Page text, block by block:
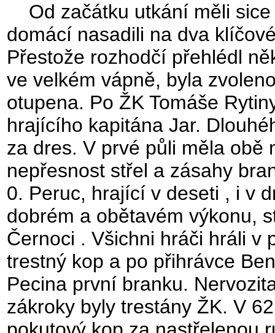
Od začátku utkání měli
domácí nasadili na dva
Přestože rozhodčí přehlédl
ve velkém vápně, byla
otupena. Po ŽK Tomáše
hrajícího kapitána Jar.
za dres. V prvé půli měla obě
nepřesnost střel a zásahy
0. Peruc, hrající v deseti , i v
dobrém a obětavém výkonu,
Černoci . Všichni hráči hráli v
trestný kop a po přihrávce
Pecina první branku.
zákroky byly trestány ŽK. V